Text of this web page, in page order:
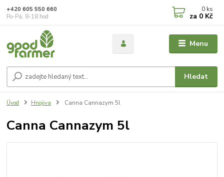
Menu
Hledat
+420 605 550 660
Po-Pá, 8-18 hod
0 ks
za 0 Kč
Úvod Hnojiva Canna Cannazym 5l
Canna Cannazym 5l